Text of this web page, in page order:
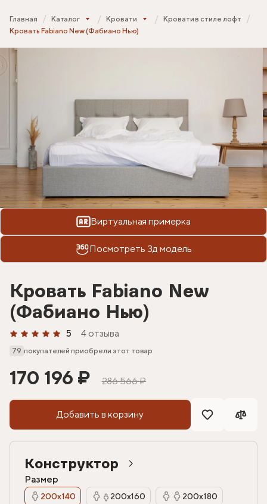
Главная Каталог Кровати
Кровати в стиле лофт
Кровать Fabiano New (Фабиано Нью)
Виртуальная примерка
Посмотреть 3д модель
Кровать Fabiano New
(Фабиано Нью)
5 4 отзыва
79 покупателей приобрели этот товар
170 196 ₽ 286 566 ₽
Добавить в корзину
Конструктор
Размер
200х140 200х160 200х180